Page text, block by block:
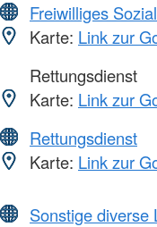
Freiwilliges
Karte: Link zur
Rettungsdienst
Karte: Link zur
Rettungsdienst
Karte: Link zur
Sonstige diverse